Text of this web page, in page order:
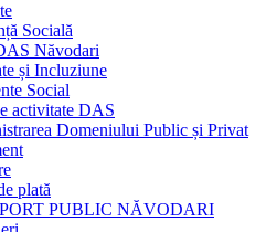
Socială
Năvodari
și Incluziune
Social
activitate DAS
Domeniului Public și Privat
plată
PUBLIC NĂVODARI